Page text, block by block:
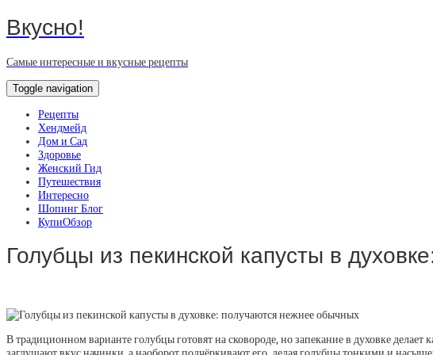
Вкусно!
Самые интересные и вкусные рецепты
Toggle navigation
Рецепты
Хендмейд
Дом и Сад
Здоровье
Женский Гид
Путешествия
Интересно
Шопинг Блог
КупиОбзор
Голубцы из пекинской капусты в
В традиционном варианте голубцы готовят на сковороде, но запекание в духовке